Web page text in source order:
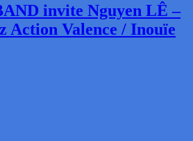
invite Nguyen LÊ –
Action Valence / Inouïe